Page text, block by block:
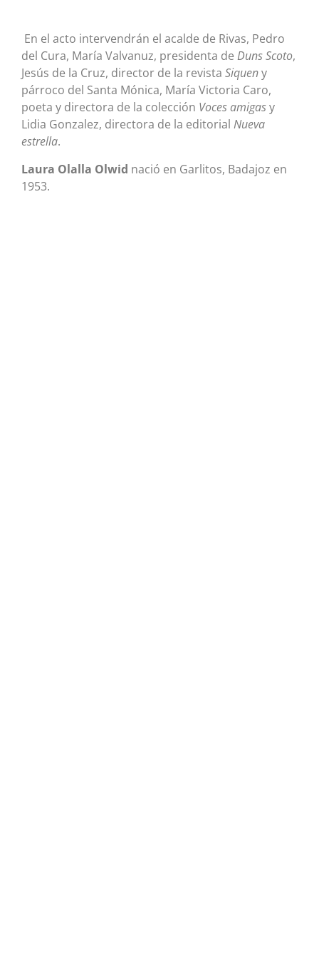
En el acto intervendrán el acalde de Rivas, Pedro
del Cura, María Valvanuz, presidenta de Duns Scoto,
Jesús de la Cruz, director de la revista Siqueny
párroco del Santa Mónica, María Victoria Caro,
poeta y directora de la colección Voces amigasy
Lidia Gonzalez, directora de la editorial Nueva
estrella.
Laura Olalla Olwid nació en Garlitos, Badajoz en
1953.